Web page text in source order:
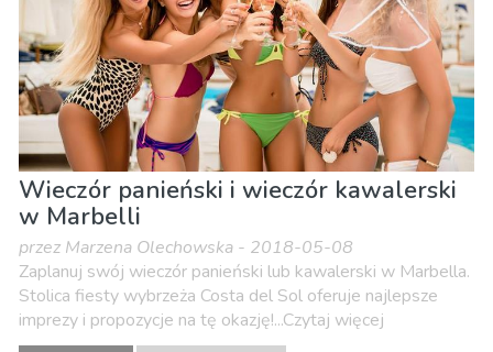
Wieczór panieński i wieczór kawalerski
w Marbelli
przez Marzena Olechowska - 2018-05-08
Zaplanuj swój wieczór panieński lub kawalerski w Marbella.
Stolica fiesty wybrzeża Costa del Sol oferuje najlepsze
imprezy i propozycje na tę okazję!...Czytaj więcej